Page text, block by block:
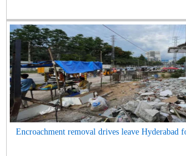
Encroachment removal drives leave Hyderabad